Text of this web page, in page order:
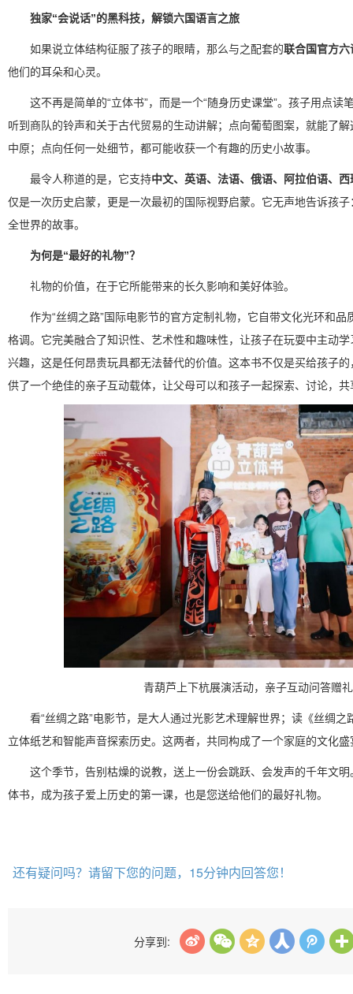
独家“会说话”的黑科技，解锁六国语言之旅
如果说立体结构征服了孩子的眼睛，那么与之配套的联合国官方
他们的耳朵和心灵。
这不再是简单的“立体书”，而是一个“随身历史课堂”。孩子用点读
听到商队的铃声和关于古代贸易的生动讲解；点向葡萄图案，就能了
中原；点向任何一处细节，都可能收获一个有趣的历史小故事。
最令人称道的是，它支持中文、英语、法语、俄语、阿拉伯语、西
仅是一次历史启蒙，更是一次最初的国际视野启蒙。它无声地告诉孩
全世界的故事。
为何是“最好的礼物”？
礼物的价值，在于它所能带来的长久影响和美好体验。
作为“丝绸之路”国际电影节的官方定制礼物，它自带文化光环和品
格调。它完美融合了知识性、艺术性和趣味性，让孩子在玩耍中主动
兴趣，这是任何昂贵玩具都无法替代的价值。这本书不仅是买给孩子
供了一个绝佳的亲子互动载体，让父母可以和孩子一起探索、讨论，
青葫芦上下杭展演活动，亲子互动问答赠
看“丝绸之路”电影节，是大人通过光影艺术理解世界；读《丝绸之
立体纸艺和智能声音探索历史。这两者，共同构成了一个家庭的文化盛
这个季节，告别枯燥的说教，送上一份会跳跃、会发声的千年文
体书，成为孩子爱上历史的第一课，也是您送给他们的最好礼物。
还有疑问吗？请留下您的问题，15分钟内回答您！
分享到: